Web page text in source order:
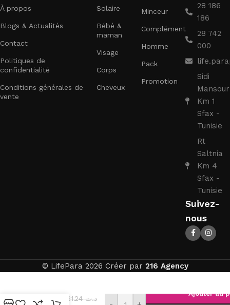
À propos
Blogs & Actualités
Contact
Politiques de
confidentialité
Conditions générales de
vente
Solaire
Bébé &
maman
Visage
Corps
Cheveux
Minceur
Complément
Homme
Pack
Promotion
28 186
186
28 742
000
Sidi
Mansour
Km 1
Sfax -
Tunisie
Rt
Saltnia
Km 4
Sfax -
Tunisie
Suivez-
nous
© LifePara 2026 Créer par 216 Agency
Huile
د.ت21.24
Ajouter au